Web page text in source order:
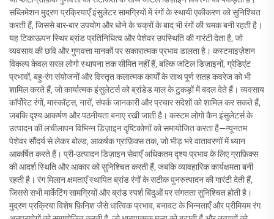
सब्लिमेशन मुद्रण प्रक्रियाएँ इंसुलेटर सामग्रियों में रंगों के स्थायी एकीकरण को सुनिश्चित
करती हैं, जिससे बार-बार उपयोग और धोने के चक्रों के बाद भी रंगों की चमक बनी रहती है।
यह टिकाऊपन स्थिर ब्रांड प्रतिनिधित्व और पेशेवर उपस्थिति की गारंटी देता है, जो
व्यवसाय की छवि और गुणवत्ता मानकों पर सकारात्मक प्रभाव डालता है। कस्टमाइज़ेशन
विकल्प केवल सरल लोगो स्थापना तक सीमित नहीं हैं, बल्कि जटिल डिज़ाइनों, ग्रेडिएंट
प्रभावों, बहु-रंग संयोजनों और विस्तृत कलात्मक कार्यों के साथ पूर्ण सतह कवरेज को भी
शामिल करते हैं, जो कार्यात्मक इंसुलेटर्स को ब्रांडेड माल के टुकड़ों में बदल देते हैं। व्यवसाय
कॉर्पोरेट रंगों, मास्कॉट्स, नारों, संपर्क जानकारी और प्रचार संदेशों को शामिल कर सकते हैं,
जबकि दृश्य आकर्षण और पठनीयता बनाए रखी जाती है। कस्टम लोगो कैन इंसुलेटर्स के
उत्पादन की लचीलापन विभिन्न डिज़ाइन दृष्टिकोणों को समायोजित करता है—न्यूनतम
पेशेवर सौंदर्य से लेकर बोल्ड, आकर्षक ग्राफ़िक्स तक, जो भीड़ भरे वातावरणों में ध्यान
आकर्षित करते हैं। प्री-उत्पादन डिज़ाइन सेवाएँ अधिकतम दृश्य प्रभाव के लिए ग्राफ़िक्स
की आदर्श स्थिति और आकार को सुनिश्चित करती हैं, जबकि व्यावहारिक कार्यक्षमता बनी
रहती है। रंग मिलान क्षमताएँ स्थापित ब्रांड रंगों के सटीक पुनरुत्पादन की गारंटी देती हैं,
जिससे सभी मार्केटिंग सामग्रियों और ब्रांड स्पर्श बिंदुओं पर संगतता सुनिश्चित होती है।
मुद्रण प्रक्रिया विशेष फ़िनिश जैसे धात्विक प्रभाव, बनावट के भिन्नताएँ और प्रीमियम रंग